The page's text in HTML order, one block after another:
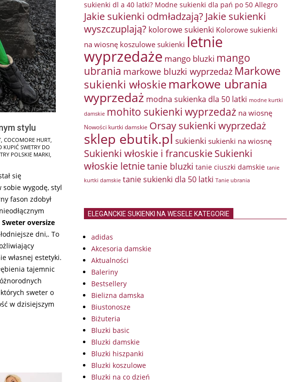
stylu
, COCOMORE HURT,
KUPIĆ SWETRY DO
POLSKIE MARKI,
się
sobie wygodę, styl
fason zdobył
Sweter oversize
dni,. To
własnej estetyki.
tajemnic
sweter o
w dzisiejszym
sukienki dl a 40 latki? Modne sukienki dla pań po 50 Allegro
Jakie sukienki odmładzają? Jakie sukienki
wyszczuplają? kolorowe sukienki Kolorowe sukienki
na wiosnę koszulowe sukienki letnie
wyprzedaże mango bluzki mango
ubrania markowe bluzki wyprzedaż Markowe
sukienki włoskie markowe ubrania
wyprzedaż modna sukienka dla 50 latki modne kurtki
damskie mohito sukienki wyprzedaż na wiosnę
Nowości kurtki damskie Orsay sukienki wyprzedaż
sklep ebutik.pl sukienki sukienki na wiosnę
Sukienki włoskie i francuskieSukienki
włoskie letnietanie bluzki tanie ciuszki damskie tanie
kurtki damskie tanie sukienki dla 50 latki Tanie ubrania
ELEGANCKIE SUKIENKI NA WESELE KATEGORIE
adidas
Akcesoria damskie
Aktualności
Baleriny
Bestsellery
Bielizna damska
Biustonosze
Biżuteria
Bluzki basic
Bluzki damskie
Bluzki hiszpanki
Bluzki koszulowe
Bluzki na co dzień